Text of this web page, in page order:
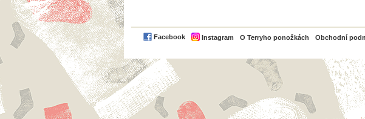
Facebook Instagram O Terryho ponožkách Obchodní
PayPal